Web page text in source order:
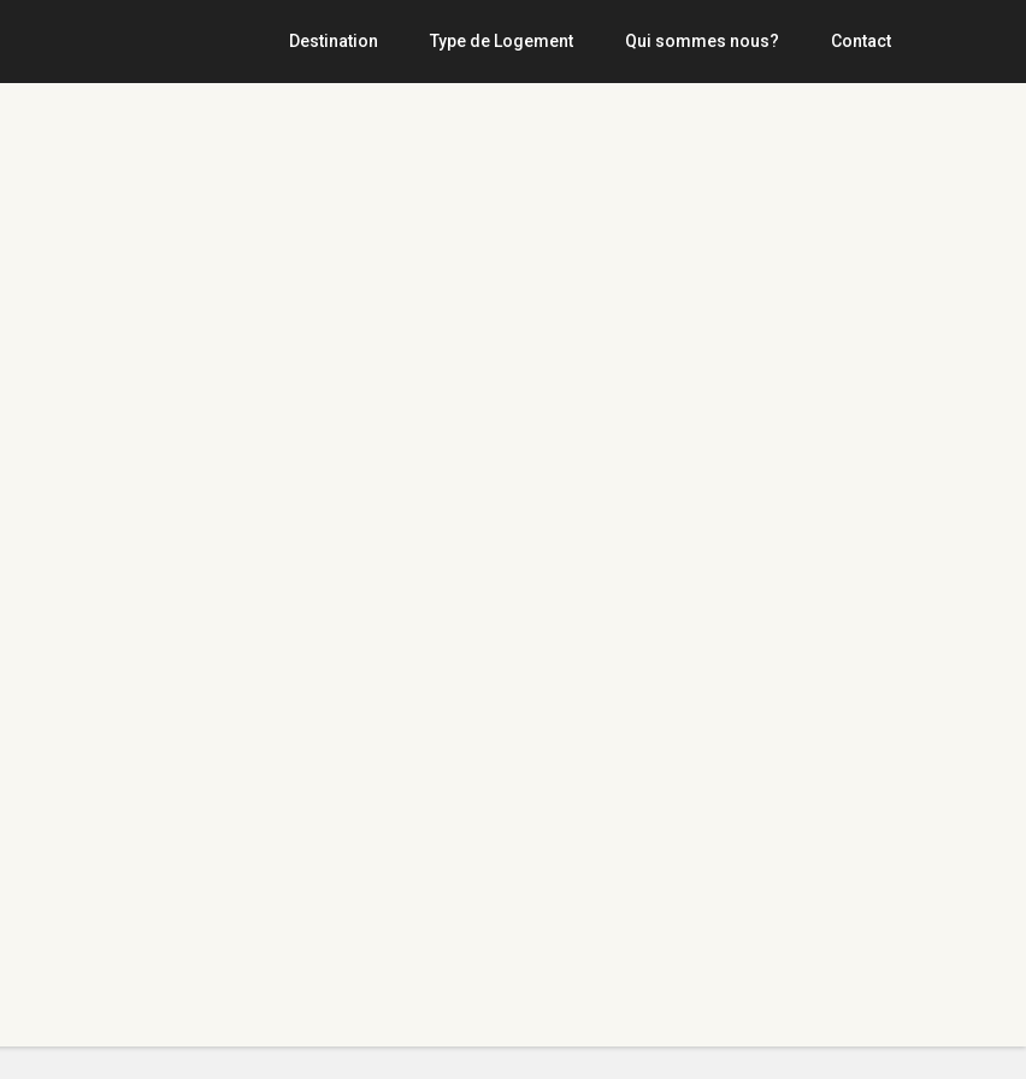
Destination Type de Logement Qui sommes nous? Contact